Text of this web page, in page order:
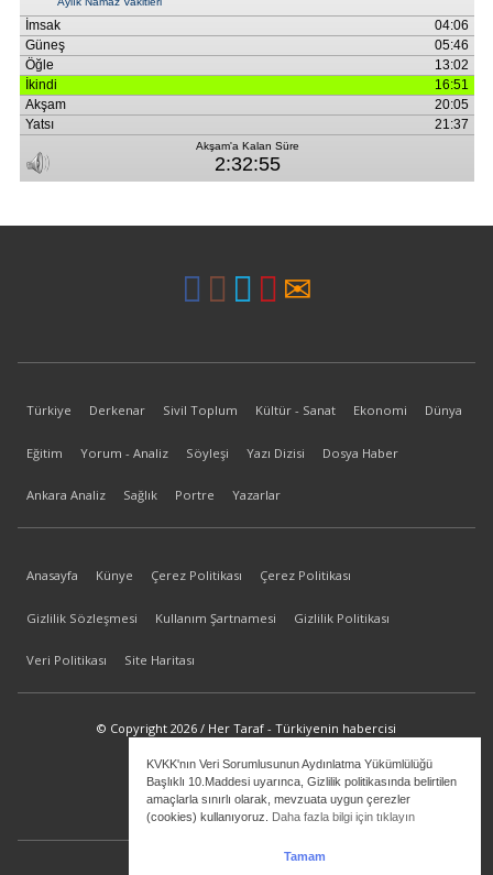
KVKK'nın Veri Sorumlusunun Aydınlatma Yükümlülüğü
Başlıklı 10.Maddesi uyarınca, Gizlilik politikasında belirtilen
amaçlarla sınırlı olarak, mevzuata uygun çerezler
(cookies) kullanıyoruz. Daha fazla bilgi için tıklayın
Tamam
Türkiye Derkenar Sivil Toplum Kültür - Sanat Ekonomi Dünya
Eğitim Yorum - Analiz Söyleşi Yazı Dizisi Dosya Haber
Ankara Analiz Sağlık Portre Yazarlar
Anasayfa Künye Çerez Politikası Çerez Politikası
Gizlilik Sözleşmesi Kullanım Şartnamesi Gizlilik Politikası
Veri Politikası Site Haritası
© Copyright 2026 / Her Taraf - Türkiyenin habercisi
bilgi@hertaraf.com